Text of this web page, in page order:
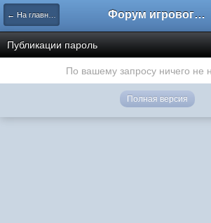
← На главную Форум игрового проекта Riverrise
Публикации пароль
По вашему запросу ничего не
Полная версия